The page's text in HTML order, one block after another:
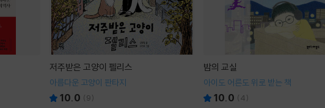
저주받은 고양이 펠리스
아름다운 고양이 판타지
10.0 (9)
밤의 교실
아이도 어른도 위로 받는 책
10.0 (4)